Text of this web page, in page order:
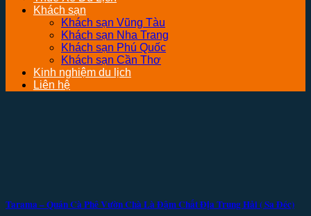
Khách sạn
Khách sạn Vũng Tàu
Khách sạn Nha Trang
Khách sạn Phú Quốc
Khách sạn Cần Thơ
Kinh nghiệm du lịch
Liên hệ
Tarama – Quán Cà Phê Vườn Chà Là Đậm Chất Địa Trung Hải ( Sa Đéc)